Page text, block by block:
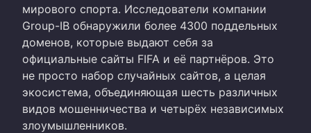
мирового спорта. Исследователи компании
Group-IB обнаружили более 4300 поддельных
доменов, которые выдают себя за
официальные сайты FIFA и её партнёров. Это
не просто набор случайных сайтов, а целая
экосистема, объединяющая шесть различных
видов мошенничества и четырёх независимых
злоумышленников.